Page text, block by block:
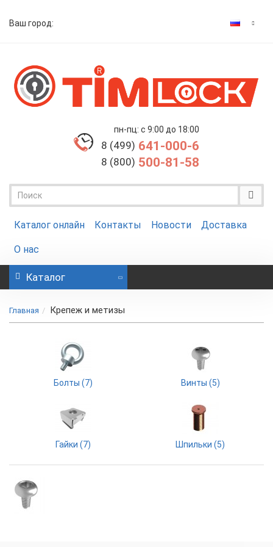
Ваш город:
пн-пц: с 9:00 до 18:00
8 (499) 641-000-6
8 (800) 500-81-58
Каталог онлайн Контакты Новости Доставка
О нас
Каталог
Главная Крепеж и метизы
Болты (7) Винты (5)
Гайки (7) Шпильки (5)